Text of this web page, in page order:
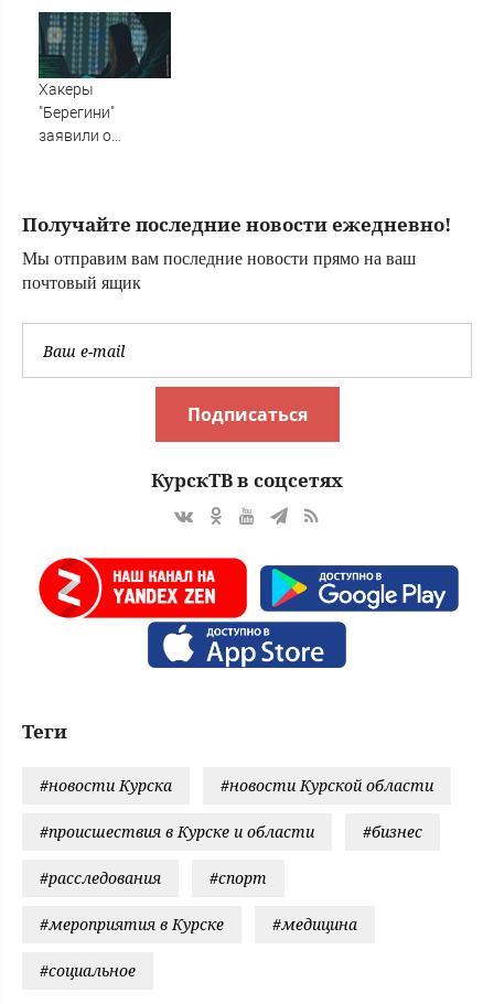
украсть продукты
из магазина
Хакеры
"Берегини"
заявили о
Вести.ru
Получайте последние новости ежедневно!
Мы отправим вам последние новости прямо на ваш
почтовый ящик
Подписаться
КурскТВ в соцсетях
Теги
#новости Курска #новости Курской области
#происшествия в Курске и области #бизнес
#расследования #спорт
#мероприятия в Курске #медицина
#социальное